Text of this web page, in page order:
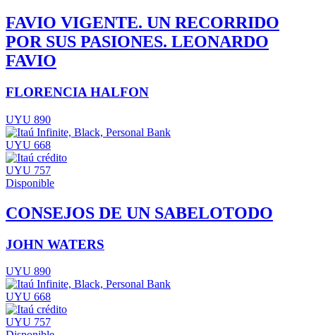
FAVIO VIGENTE. UN RECORRIDO
POR SUS PASIONES. LEONARDO
FAVIO
FLORENCIA HALFON
UYU 890
UYU 668
UYU 757
Disponible
CONSEJOS DE UN SABELOTODO
JOHN WATERS
UYU 890
UYU 668
UYU 757